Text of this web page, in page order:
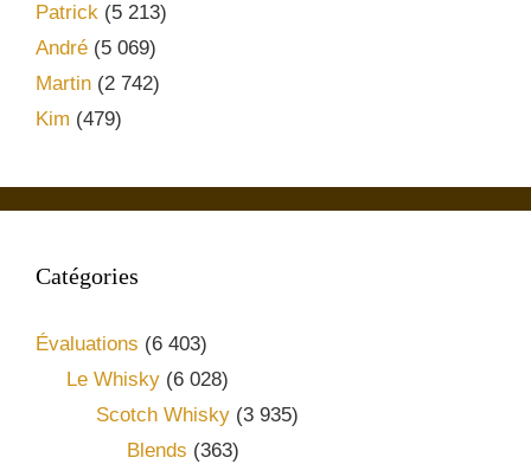
Patrick (5 213)
André (5 069)
Martin (2 742)
Kim (479)
Catégories
Évaluations (6 403)
Le Whisky(6 028)
Scotch Whisky (3 935)
Blends (363)